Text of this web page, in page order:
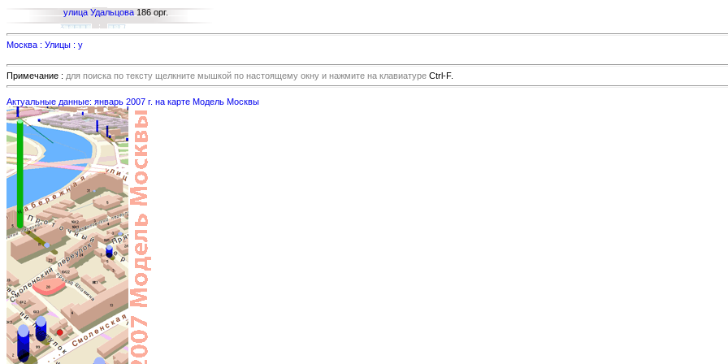
улица Удальцова 186 орг.
Москва : Улицы : у
Примечание : для поиска по тексту щелкните мышкой по настоящему окну и нажмите на клавиатуре Ctrl-F.
Актуальные данные: январь 2007 г. на карте Модель Москвы